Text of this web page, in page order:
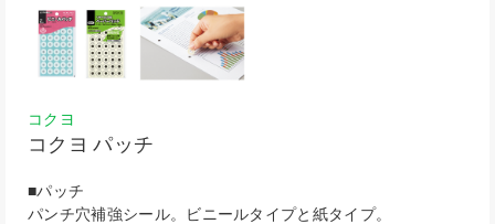
コクヨ
コクヨ パッチ
■パッチ
パンチ穴補強シール。ビニールタイプと紙タイプ。